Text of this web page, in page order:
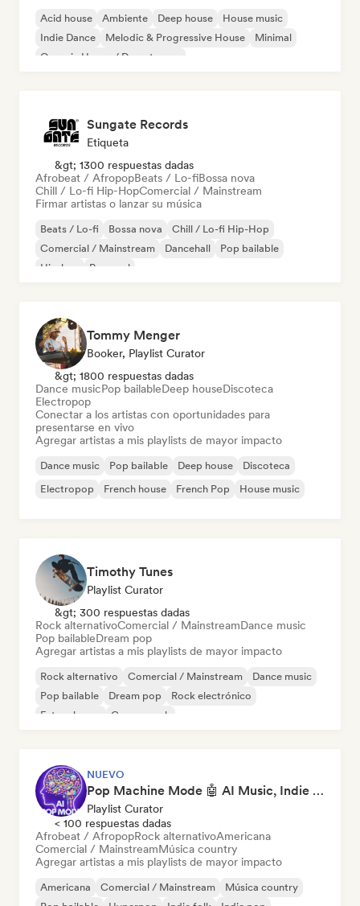
Acid house Ambiente Deep house
House music
Indie Dance
Melodic & Progressive House
Minimal
Organic House / Downtempo
Sungate Records
Etiqueta
&gt; 1300 respuestas dadas
Afrobeat / AfropopBeats / Lo-fiBossa nova
Chill / Lo-fi Hip-HopComercial / Mainstream
Firmar artistas o lanzar su música
Beats / Lo-fi Bossa nova
Chill / Lo-fi Hip-Hop
Comercial / Mainstream
Dancehall
Pop bailable
Hip-hop
Pop soul
Tommy Menger
Booker, Playlist Curator
&gt; 1800 respuestas dadas
Dance musicPop bailableDeep houseDiscoteca
Electropop
Conectar a los artistas con oportunidades para
presentarse en vivo
Agregar artistas a mis playlists de mayor impacto
Dance music Pop bailable Deep house
Discoteca
Electropop
French house French Pop House music
Timothy Tunes
Playlist Curator
&gt; 300 respuestas dadas
Rock alternativoComercial / MainstreamDance music
Pop bailableDream pop
Agregar artistas a mis playlists de mayor impacto
Rock alternativo Comercial / Mainstream
Dance music
Pop bailable
Dream pop
Rock electrónico
Future house
Garage rock
NUEVO
Pop Machine Mode 🤖 AI Music, Indie Pop & Dream Pop
Playlist Curator
< 100 respuestas dadas
Afrobeat / AfropopRock alternativoAmericana
Comercial / MainstreamMúsica country
Agregar artistas a mis playlists de mayor impacto
Americana Comercial / Mainstream
Música country